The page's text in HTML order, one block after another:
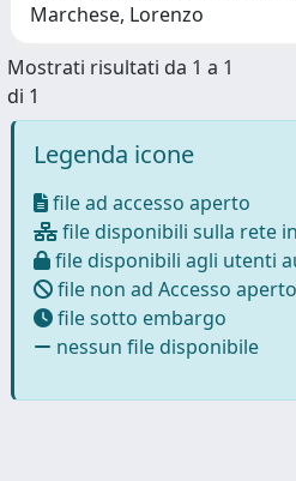
Marchese, Lorenzo
Mostrati risultati da 1 a 1
di 1
Legenda icone
file ad accesso aperto
file disponibili sulla rete
file disponibili agli utenti
file non ad Accesso aperto
file sotto embargo
nessun file disponibile